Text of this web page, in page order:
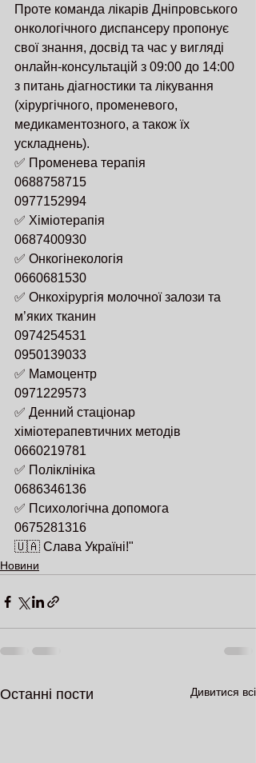
Проте команда лікарів Дніпровського
онкологічного диспансеру пропонує
свої знання, досвід та час у вигляді
онлайн-консультацій з 09:00 до 14:00
з питань діагностики та лікування
(хірургічного, променевого,
медикаментозного, а також їх
ускладнень).
✅ Променева терапія
0688758715
0977152994
✅ Хіміотерапія
0687400930
✅ Онкогінекологія
0660681530
✅ Онкохірургія молочної залози та
м’яких тканин
0974254531
0950139033
✅ Мамоцентр
0971229573
✅ Денний стаціонар
хіміотерапевтичних методів
0660219781
✅ Поліклініка
0686346136
✅ Психологічна допомога
0675281316
🇺🇦 Слава Україні!"
Новини
Останні пости Дивитися всі